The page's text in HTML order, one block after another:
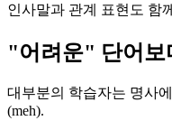
인사말과 관계 표현도 함
"어려운" 단어보
대부분의 학습자는 명사
(meh).